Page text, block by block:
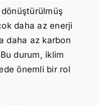
daha az enerji
daha az karbon
Bu durum, iklim
önemli bir rol